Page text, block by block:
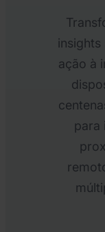
ação à
para